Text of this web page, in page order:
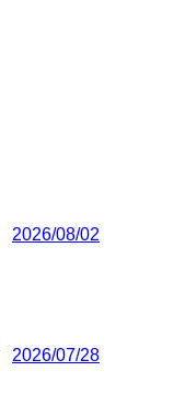
2026/08/02
2026/07/28